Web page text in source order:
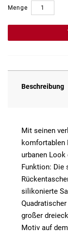
Menge
Beschreibung
Mit seinen
komfortablen
urbanen
Funktion: Die
silikonierte
großer
Motiv auf